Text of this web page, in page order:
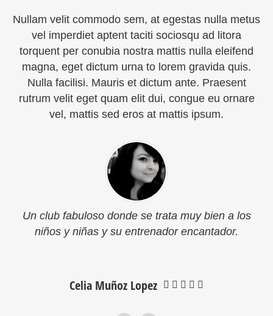
Nullam velit commodo sem, at egestas nulla metus
vel imperdiet aptent taciti sociosqu ad litora
torquent per conubia nostra mattis nulla eleifend
magna, eget dictum urna to lorem gravida quis.
Nulla facilisi. Mauris et dictum ante. Praesent
rutrum velit eget quam elit dui, congue eu ornare
vel, mattis sed eros at mattis ipsum.
Un club fabuloso donde se trata muy bien a los
niños y niñas y su entrenador encantador.
Celia Muñoz Lopez